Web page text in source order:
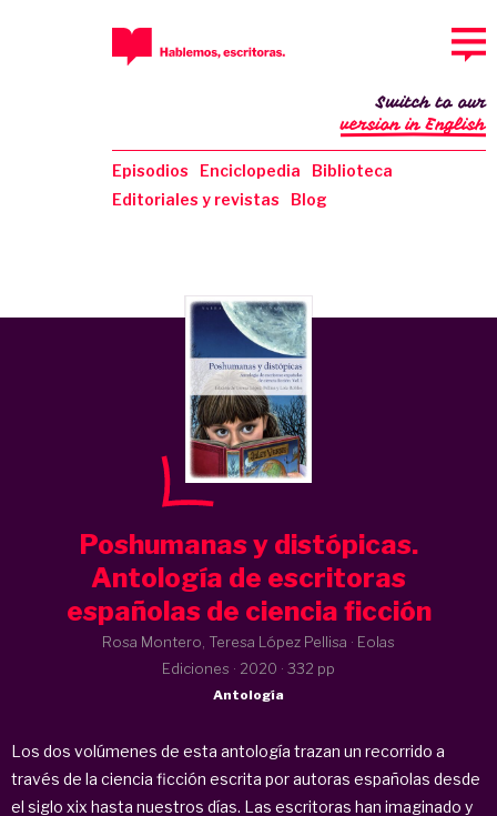
Episodios Enciclopedia
Biblioteca
Editoriales y revistas
Blog
Switch to our
version in English
Poshumanas y distópicas.
Antología de escritoras
españolas de ciencia ficción
Rosa Montero, Teresa López Pellisa · Eolas
Ediciones · 2020 · 332 pp
Antología
Los dos volúmenes de esta antología trazan un recorrido a
través de la ciencia ficción escrita por autoras españolas desde
el siglo xix hasta nuestros días. Las escritoras han imaginado y